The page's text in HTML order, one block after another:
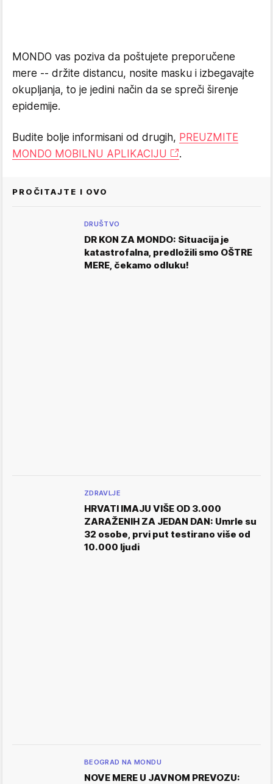
MONDO vas poziva da poštujete preporučene
mere -- držite distancu, nosite masku i izbegavajte
okupljanja, to je jedini način da se spreči širenje
epidemije.
Budite bolje informisani od drugih, PREUZMITE
MONDO MOBILNU APLIKACIJU
.
PROČITAJTE I OVO
DRUŠTVO
DR KON ZA MONDO: Situacija je
katastrofalna, predložili smo OŠTRE
MERE, čekamo odluku!
ZDRAVLJE
HRVATI IMAJU VIŠE OD 3.000
ZARAŽENIH ZA JEDAN DAN: Umrle su
32 osobe, prvi put testirano više od
10.000 ljudi
BEOGRAD NA MONDU
NOVE MERE U JAVNOM PREVOZU: